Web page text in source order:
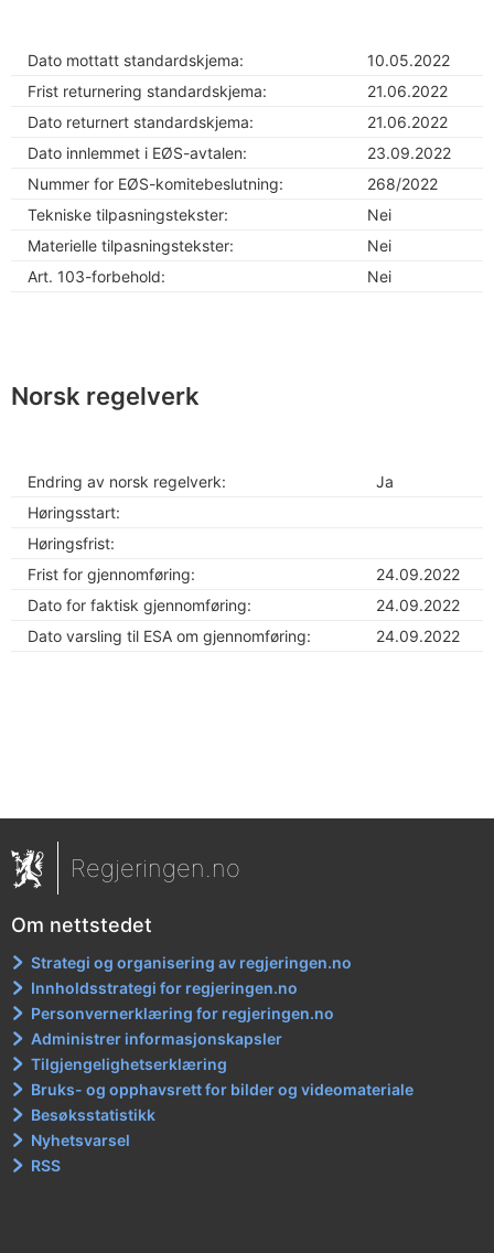
Dato mottatt standardskjema:
10.05.2022
Frist returnering standardskjema:
21.06.2022
Dato returnert standardskjema:
21.06.2022
Dato innlemmet i EØS-avtalen:
23.09.2022
Nummer for EØS-komitebeslutning:
268/2022
Tekniske tilpasningstekster:
Nei
Materielle tilpasningstekster:
Nei
Art. 103-forbehold:
Nei
Norsk regelverk
Endring av norsk regelverk:
Ja
Høringsstart:
Høringsfrist:
Frist for gjennomføring:
24.09.2022
Dato for faktisk gjennomføring:
24.09.2022
Dato varsling til ESA om gjennomføring:
24.09.2022
Regjeringen.no
Om nettstedet
Strategi og organisering av regjeringen.no
Innholdsstrategi for regjeringen.no
Personvernerklæring for regjeringen.no
Administrer informasjonskapsler
Tilgjengelighetserklæring
Bruks- og opphavsrett for bilder og videomateriale
Besøksstatistikk
Nyhetsvarsel
RSS